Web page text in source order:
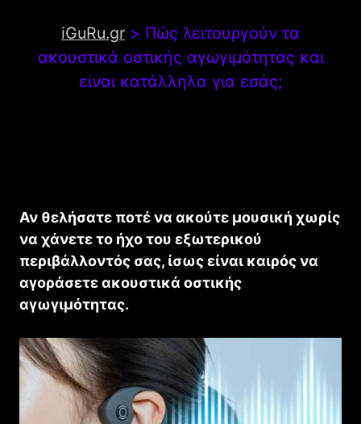
iGuRu.gr > Πώς λειτουργούν τα
ακουστικά οστικής αγωγιμότητας και
είναι κατάλληλα για εσάς;
Αν θελήσατε ποτέ να ακούτε μουσική χωρίς
να χάνετε το ήχο του εξωτερικού
περιβάλλοντός σας, ίσως είναι καιρός να
αγοράσετε ακουστικά οστικής
αγωγιμότητας.